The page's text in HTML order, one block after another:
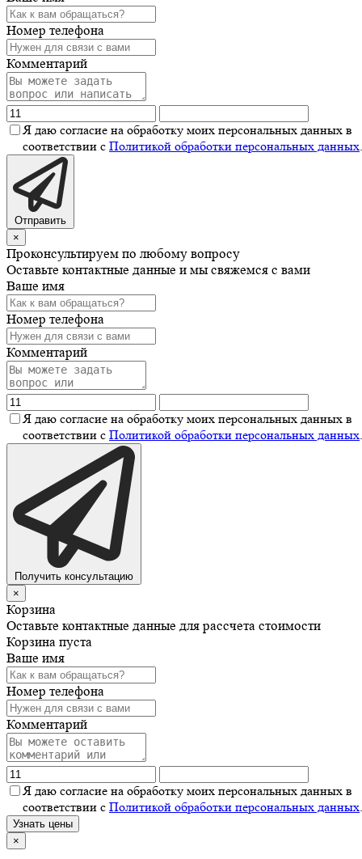
Номер телефона
Комментарий
Я даю согласие на обработку моих персональных данных в
соответствии с Политикой обработки персональных данных
Отправить
×
Проконсультируем по любому вопросу
Оставьте контактные данные и мы свяжемся с вами
Ваше имя
Номер телефона
Комментарий
Я даю согласие на обработку моих персональных данных в
соответствии с Политикой обработки персональных данных
Получить консультацию
×
Корзина
Оставьте контактные данные для рассчета стоимости
Корзина пуста
Ваше имя
Номер телефона
Комментарий
Я даю согласие на обработку моих персональных данных в
соответствии с Политикой обработки персональных данных
Узнать цены
×